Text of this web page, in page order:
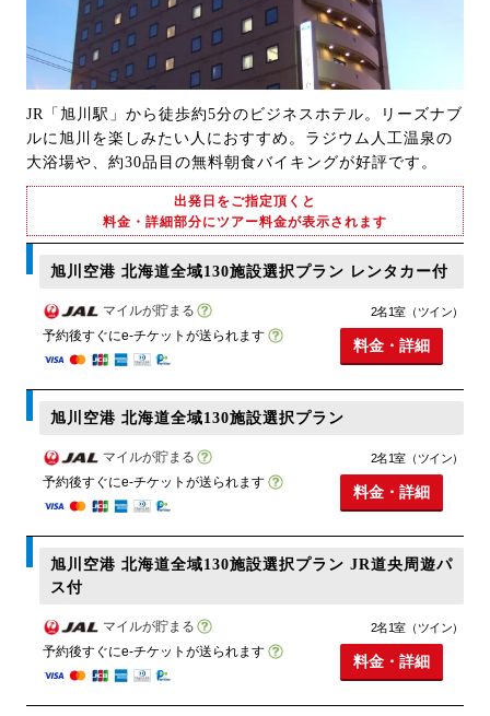
JR「旭川駅」から徒歩約5分のビジネスホテル。リーズナブ
ルに旭川を楽しみたい人におすすめ。ラジウム人工温泉の
大浴場や、約30品目の無料朝食バイキングが好評です。
出発日をご指定頂くと
料金・詳細部分にツアー料金が表示されます
旭川空港 北海道全域130施設選択プラン レンタカー付
マイルが貯まる
予約後すぐにe-チケットが送られます
2名1室（ツイン）
料金・詳細
旭川空港 北海道全域130施設選択プラン
マイルが貯まる
予約後すぐにe-チケットが送られます
2名1室（ツイン）
料金・詳細
旭川空港 北海道全域130施設選択プラン JR道央周遊パ
ス付
マイルが貯まる
予約後すぐにe-チケットが送られます
2名1室（ツイン）
料金・詳細